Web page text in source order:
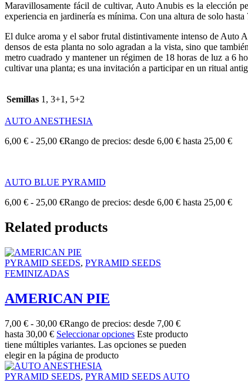
Maravillosamente fácil de cultivar, Auto Anubis es la elección
experiencia en jardinería es mínima. Con una altura de solo
El dulce aroma y el sabor frutal distintivamente intenso de Auto
densos de esta planta no solo agradan a la vista, sino que
metro cuadrado y mantener un régimen de 18 horas de luz a 6
cultivar una planta; es una invitación a participar en un ritual
Semillas 1, 3+1, 5+2
AUTO ANESTHESIA
6,00 € - 25,00 €Rango de precios: desde 6,00 € hasta 25,00 €
AUTO BLUE PYRAMID
6,00 € - 25,00 €Rango de precios: desde 6,00 € hasta 25,00 €
Related products
PYRAMID SEEDS, PYRAMID SEEDS
FEMINIZADAS
AMERICAN PIE
7,00 € - 30,00 €Rango de precios: desde 7,00 €
hasta 30,00 € Seleccionar opciones Este producto
tiene múltiples variantes. Las opciones se pueden
elegir en la página de producto
PYRAMID SEEDS, PYRAMID SEEDS AUTO